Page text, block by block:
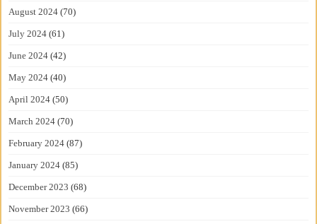
August 2024 (70)
July 2024 (61)
June 2024 (42)
May 2024 (40)
April 2024 (50)
March 2024 (70)
February 2024 (87)
January 2024 (85)
December 2023 (68)
November 2023 (66)